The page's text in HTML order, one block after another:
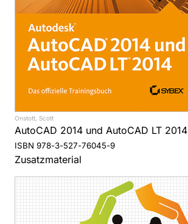
Onstott, Scott
AutoCAD 2014 und AutoCAD LT 2014
ISBN 978-3-527-76045-9
Zusatzmaterial